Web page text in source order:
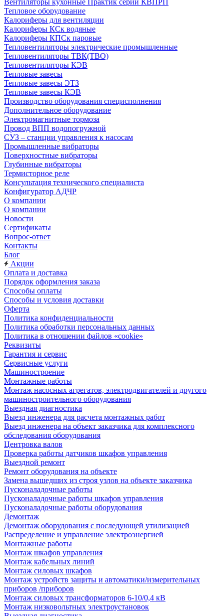
Вентиляторы кухонные Практик серии КВПРП
Тепловое оборудование
Калориферы для вентиляции
Калориферы КСк водяные
Калориферы КПСк паровые
Тепловентиляторы электрические промышленные
Тепловентиляторы ТВК(ТВО)
Тепловентиляторы КЭВ
Тепловые завесы
Тепловые завесы ЭТЗ
Тепловые завесы КЭВ
Производство оборудования специсполнения
Дополнительное оборудование
Электромагнитные тормоза
Провод ВПП водопогружной
СУЗ – станции управления к насосам
Промышленные вибраторы
Поверхностные вибраторы
Глубинные вибраторы
Термисторное реле
Консультация технического специалиста
Конфигуратор АДЧР
О компании
О компании
Новости
Сертификаты
Вопрос-ответ
Контакты
Блог
Акции
Оплата и доставка
Порядок оформления заказа
Способы оплаты
Способы и условия доставки
Оферта
Политика конфиденциальности
Политика обработки персональных данных
Политика в отношении файлов «cookie»
Реквизиты
Гарантия и сервис
Сервисные услуги
Машиностроение
Монтажные работы
Монтаж насосных агрегатов, электродвигателей и другого
машиностроительного оборудования
Выездная диагностика
Выезд инженера для расчета монтажных работ
Выезд инженера на объект заказчика для комплексного
обследования оборудования
Центровка валов
Проверка работы датчиков шкафов управления
Выездной ремонт
Ремонт оборудования на объекте
Замена вышедших из строя узлов на объекте заказчика
Пусконаладочные работы
Пусконаладочные работы шкафов управления
Пусконаладочные работы оборудования
Демонтаж
Демонтаж оборудования с последующей утилизацией
Распределение и управление электроэнергией
Монтажные работы
Монтаж шкафов управления
Монтаж кабельных линий
Монтаж силовых шкафов
Монтаж устройств защиты и автоматики/измерительных
приборов /приборов
Монтаж силовых трансформаторов 6-10/0,4 кВ
Монтаж низковольтных электроустановок